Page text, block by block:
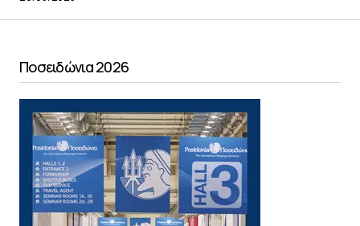
Ποσειδώνια 2026